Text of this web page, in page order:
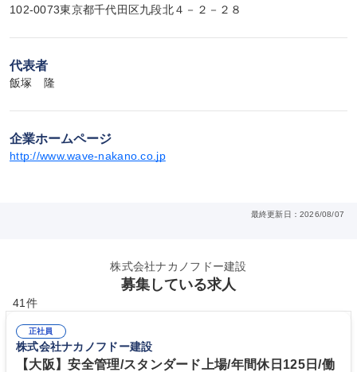
102-0073東京都千代田区九段北４－２－２８
代表者
飯塚　隆
企業ホームページ
http://www.wave-nakano.co.jp
最終更新日：2026/08/07
株式会社ナカノフドー建設
募集している求人
41件
正社員
株式会社ナカノフドー建設
【大阪】安全管理/スタンダード上場/年間休日125日/働